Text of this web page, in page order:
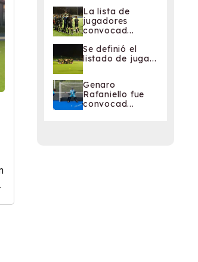
La lista de
jugadores
convocad...
Se definió el
listado de juga...
Genaro
Rafaniello fue
convocad...